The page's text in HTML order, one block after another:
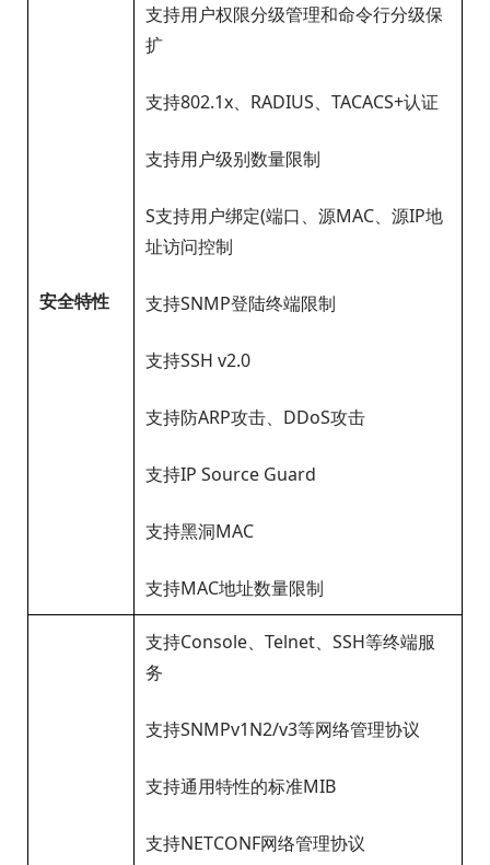
安全特性
支持用户权限分级管理和命令行分级保
扩
支持802.1x、RADIUS、TACACS+认证
支持用户级别数量限制
S支持用户绑定(端口、源MAC、源IP地
址访问控制
支持SNMP登陆终端限制
支持SSH v2.0
支持防ARP攻击、DDoS攻击
支持IP Source Guard
支持黑洞MAC
支持MAC地址数量限制
支持Console、Telnet、SSH等终端服
务
支持SNMPv1N2/v3等网络管理协议
支持通用特性的标准MIB
支持NETCONF网络管理协议